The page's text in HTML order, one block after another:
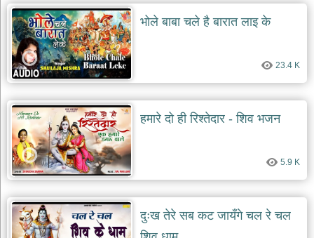
नाथ
भजन
baba
balak
nath
bhajans
देश
भक्ति
भजन
patriotic
bhajans
खाटू
श्याम
khatu
shaym
bhajans
भोले बाबा चले है बारात लाइ के
23.4 K
हमारे दो ही रिश्तेदार - शिव भजन
5.9 K
दुःख तेरे सब कट जायँगे चल रे चल